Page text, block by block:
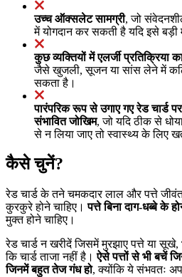
उच्च ऑक्सलेट सामग्री, जो
में योगदान कर सकती है यदि इसे बड़ी
कुछ व्यक्तियों में एलर्जी प्रतिक्रिया
जैसे खुजली, सूजन या सांस लेने में
सकता है।
पारंपरिक रूप से उगाए गए रेड चार्ड
संभावित जोखिम, जो यदि ठीक से
से न लिया जाए तो स्वास्थ्य के लिए
कैसे चुनें?
रेड चार्ड के तने चमकदार लाल और पत्ते जीवंत
कुरकुरे होने चाहिए।पत्ते बिना दाग-धब्बे के
मुक्त होने चाहिए।
रेड चार्ड न खरीदें जिसमें मुरझाए पत्ते या
कि चार्ड ताजा नहीं है।ऐसे पत्तों से भी बचें
जिनमें बहुत तेज गंध हो, क्योंकि ये संभवतः